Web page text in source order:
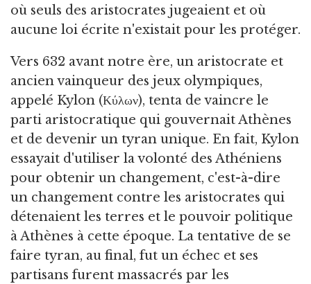
où seuls des aristocrates jugeaient et où
aucune loi écrite n'existait pour les protéger.
Vers 632 avant notre ère, un aristocrate et
ancien vainqueur des jeux olympiques,
appelé Kylon (Κύλων), tenta de vaincre le
parti aristocratique qui gouvernait Athènes
et de devenir un tyran unique. En fait, Kylon
essayait d'utiliser la volonté des Athéniens
pour obtenir un changement, c'est-à-dire
un changement contre les aristocrates qui
détenaient les terres et le pouvoir politique
à Athènes à cette époque. La tentative de se
faire tyran, au final, fut un échec et ses
partisans furent massacrés par les